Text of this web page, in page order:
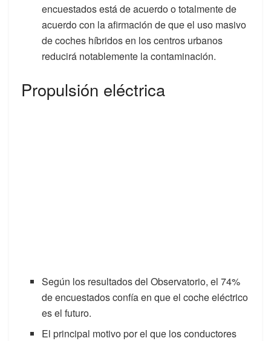
encuestados está de acuerdo o totalmente de
acuerdo con la afirmación de que el uso masivo
de coches híbridos en los centros urbanos
reducirá notablemente la contaminación.
Propulsión eléctrica
Según los resultados del Observatorio, el 74%
de encuestados confía en que el coche eléctrico
es el futuro.
El principal motivo por el que los conductores